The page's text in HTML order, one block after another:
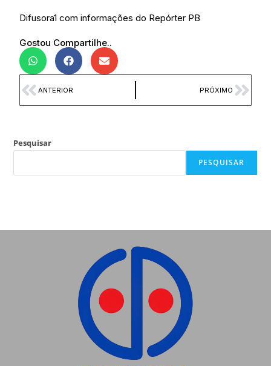
Difusora1 com informações do Repórter PB
Gostou Compartilhe..
ANTERIOR PRÓXIMO
Pesquisar
PESQUISAR